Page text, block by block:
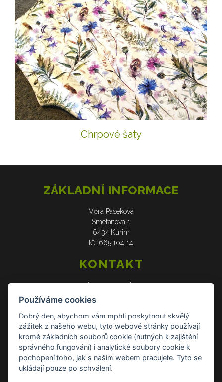
Chrpové šaty
ZÁKLADNÍ INFORMACE
Věra Paseková
Smetanova 1
6434 Kuřim
IČ: 665 104 14
KONTAKT
web: www.verasije.cz
email: obchudek@verasije.cz
DOKUMENTY
Všeobecné obchodní podmínky
Zásady ochrany osobních údajů
Reklamace a vrácení zboží
Používáme cookies
Dobrý den, abychom vám mphli poskytnout skvělý
zážitek z našeho webu, tyto webové stránky používají
kromě základních souborů cookie (nutných k zajištění
správného fungování) i analytické soubory cookie k
pochopení toho, jak s našim webem pracujete. Tyto se
ukládají pouze po schválení.